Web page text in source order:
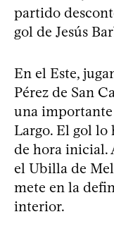
partido
gol de Jesús
En el Este,
Pérez de San
una
Largo. El gol lo
de hora inicial.
el Ubilla de
mete en la
interior.